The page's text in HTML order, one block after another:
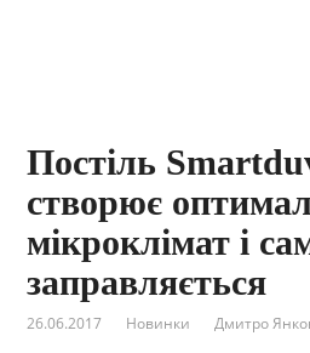
Постіль
створює
мікроклімат і
заправляється
26.06.2017 Новинки Дмитро